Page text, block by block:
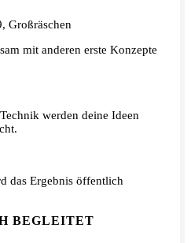
Großräschen
mit anderen erste Konzepte
werden deine Ideen
das Ergebnis öffentlich
BEGLEITET